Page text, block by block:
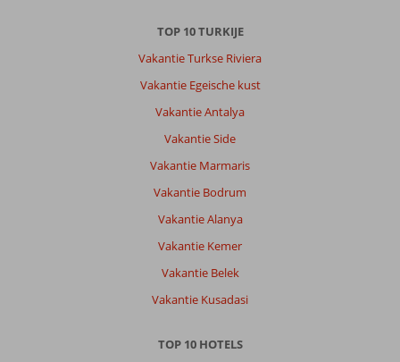
TOP 10 TURKIJE
Vakantie Turkse Riviera
Vakantie Egeische kust
Vakantie Antalya
Vakantie Side
Vakantie Marmaris
Vakantie Bodrum
Vakantie Alanya
Vakantie Kemer
Vakantie Belek
Vakantie Kusadasi
TOP 10 HOTELS